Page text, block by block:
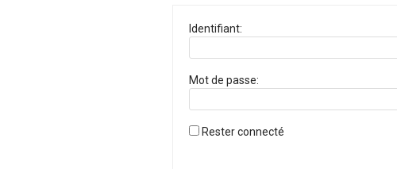
Identifiant:
Mot de passe:
Rester connecté